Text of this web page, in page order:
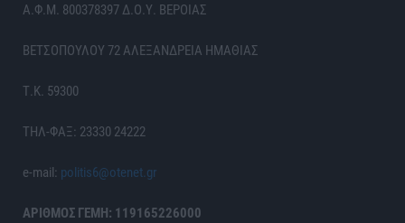
Α.Φ.Μ. 800378397 Δ.Ο.Υ. ΒΕΡΟΙΑΣ
ΒΕΤΣΟΠΟΥΛΟΥ 72 ΑΛΕΞΑΝΔΡΕΙΑ ΗΜΑΘΙΑΣ
Τ.Κ. 59300
ΤΗΛ-ΦΑΞ: 23330 24222
e-mail: politis6@otenet.gr
ΑΡΙΘΜΟΣ ΓΕΜΗ: 119165226000